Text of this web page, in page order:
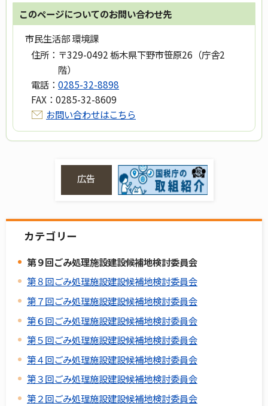
このページについてのお問い合わせ先
市民生活部 環境課
住所： 〒329-0492 栃木県下野市笹原26（庁舎2
階）
電話： 0285-32-8898
FAX： 0285-32-8609
お問い合わせはこちら
広告
カテゴリー
第９回ごみ処理施設建設候補地検討委員会
第８回ごみ処理施設建設候補地検討委員会
第７回ごみ処理施設建設候補地検討委員会
第６回ごみ処理施設建設候補地検討委員会
第５回ごみ処理施設建設候補地検討委員会
第４回ごみ処理施設建設候補地検討委員会
第３回ごみ処理施設建設候補地検討委員会
第２回ごみ処理施設建設候補地検討委員会